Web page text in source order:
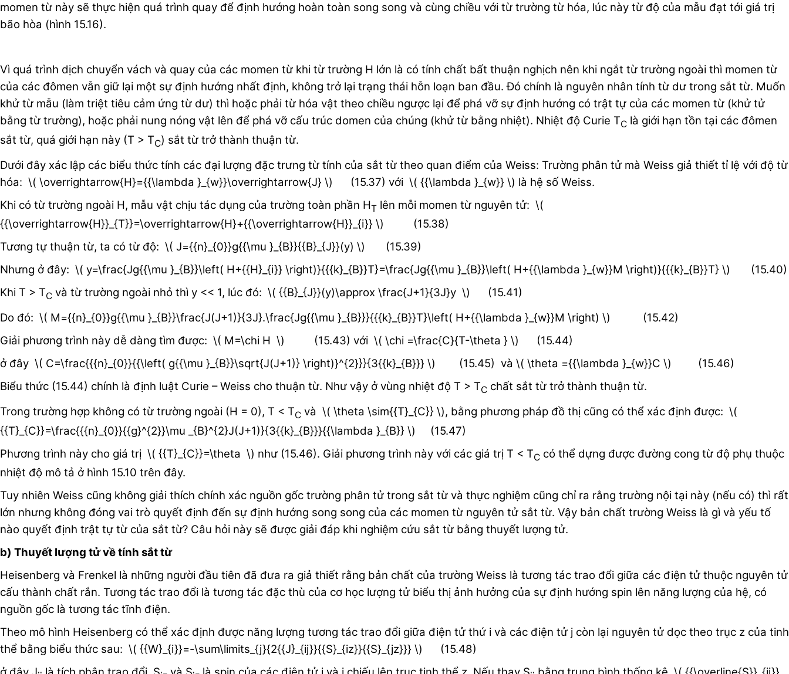
momen từ này sẽ thực hiện quá trình quay để định hướng hoàn toàn song song và cùng chiều với từ trường từ hóa, lúc này từ độ của mẫu đạt tới giá trị
bão hòa (hình 15.16).
Vì quá trình dịch chuyển vách và quay của các momen từ khi từ trường H lớn là có tính chất bất thuận nghịch nên khi ngắt từ trường ngoài thì momen từ
của các đômen vẫn giữ lại một sự định hướng nhất định, không trở lại trạng thái hỗn loạn ban đầu. Đó chính là nguyên nhân tính từ dư trong sắt từ. Muốn
khử từ mẫu (làm triệt tiêu cảm ứng từ dư) thì hoặc phải từ hóa vật theo chiều ngược lại để phá vỡ sự định hướng có trật tự của các momen từ (khử tử
bằng từ trường), hoặc phải nung nóng vật lên để phá vỡ cấu trúc domen của chúng (khử từ bằng nhiệt). Nhiệt độ Curie TC là giới hạn tồn tại các đômen
sắt từ, quá giới hạn này (T > TC) sắt từ trở thành thuận từ.
Dưới đây xác lập các biểu thức tính các đại lượng đặc trưng từ tính của sắt từ theo quan điểm của Weiss: Trường phân tử mà Weiss giả thiết tỉ lệ với độ từ
hóa: \( \overrightarrow{H}={{\lambda }_{w}}\overrightarrow{J} \) (15.37) với \( {{\lambda }_{w}} \) là hệ số Weiss.
Khi có từ trường ngoài H, mẫu vật chịu tác dụng của trường toàn phần HT lên mỗi momen từ nguyên tử: \(
{{\overrightarrow{H}}_{T}}=\overrightarrow{H}+{{\overrightarrow{H}}_{i}} \) (15.38)
Tương tự thuận từ, ta có từ độ: \( J={{n}_{0}}g{{\mu }_{B}}{{B}_{J}}(y) \) (15.39)
Nhưng ở đây: \( y=\frac{Jg{{\mu }_{B}}\left( H+{{H}_{i}} \right)}{{{k}_{B}}T}=\frac{Jg{{\mu }_{B}}\left( H+{{\lambda }_{w}}M \right)}{{{k}_{B}}T} \) (15.40)
Khi T > TC và từ trường ngoài nhỏ thì y << 1, lúc đó: \( {{B}_{J}}(y)\approx \frac{J+1}{3J}y \) (15.41)
Do đó: \( M={{n}_{0}}g{{\mu }_{B}}\frac{J(J+1)}{3J}.\frac{Jg{{\mu }_{B}}}{{{k}_{B}}T}\left( H+{{\lambda }_{w}}M \right) \) (15.42)
Giải phương trình này dễ dàng tìm được: \( M=\chi H \) (15.43) với \( \chi =\frac{C}{T-\theta } \) (15.44)
ở đây \( C=\frac{{{n}_{0}}{{\left( g{{\mu }_{B}}\sqrt{J(J+1)} \right)}^{2}}}{3{{k}_{B}}} \) (15.45) và \( \theta ={{\lambda }_{w}}C \) (15.46)
Biểu thức (15.44) chính là định luật Curie – Weiss cho thuận từ. Như vậy ở vùng nhiệt độ T > TC chất sắt từ trở thành thuận từ.
Trong trường hợp không có từ trường ngoài (H = 0), T < TC và \( \theta \sim{{T}_{C}} \), bằng phương pháp đồ thị cũng có thể xác định được: \(
{{T}_{C}}=\frac{{{n}_{0}}{{g}^{2}}\mu _{B}^{2}J(J+1)}{3{{k}_{B}}}{{\lambda }_{B}} \) (15.47)
Phương trình này cho giá trị \( {{T}_{C}}=\theta \) như (15.46). Giải phương trình này với các giá trị T < TC có thể dựng được đường cong từ độ phụ thuộc
nhiệt độ mô tả ở hình 15.10 trên đây.
Tuy nhiên Weiss cũng không giải thích chính xác nguồn gốc trường phân tử trong sắt từ và thực nghiệm cũng chỉ ra rằng trường nội tại này (nếu có) thì rất
lớn nhưng không đóng vai trò quyết định đến sự định hướng song song của các momen từ nguyên tử sắt từ. Vậy bản chất trường Weiss là gì và yếu tố
nào quyết định trật tự từ của sắt từ? Câu hỏi này sẽ được giải đáp khi nghiệm cứu sắt từ bằng thuyết lượng tử.
b) Thuyết lượng tử về tính sắt từ
Heisenberg và Frenkel là những người đầu tiên đã đưa ra giả thiết rằng bản chất của trường Weiss là tương tác trao đổi giữa các điện tử thuộc nguyên tử
cấu thành chất rắn. Tương tác trao đổi là tương tác đặc thù của cơ học lượng tử biểu thị ảnh hưởng của sự định hướng spin lên năng lượng của hệ, có
nguồn gốc là tương tác tĩnh điện.
Theo mô hình Heisenberg có thể xác định được năng lượng tương tác trao đổi giữa điện tử thứ i và các điện tử j còn lại nguyên tử dọc theo trục z của tinh
thể bằng biểu thức sau: \( {{W}_{i}}=-\sum\limits_{j}{2{{J}_{ij}}{{S}_{iz}}{{S}_{jz}}} \) (15.48)